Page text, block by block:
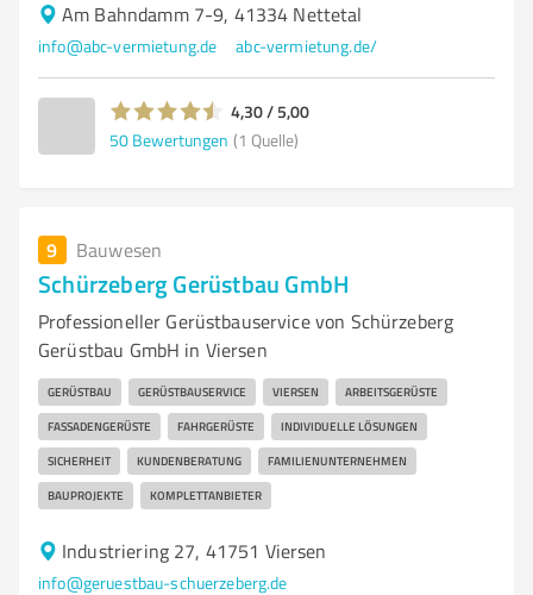
Am Bahndamm 7-9, 41334 Nettetal
info@abc-vermietung.de abc-vermietung.de/
4,30 / 5,00
50 Bewertungen (1 Quelle)
9 Bauwesen
Schürzeberg Gerüstbau GmbH
Professioneller Gerüstbauservice von Schürzeberg
Gerüstbau GmbH in Viersen
GERÜSTBAU GERÜSTBAUSERVICE VIERSEN ARBEITSGERÜSTE
FASSADENGERÜSTE FAHRGERÜSTE INDIVIDUELLE LÖSUNGEN
SICHERHEIT KUNDENBERATUNG FAMILIENUNTERNEHMEN
BAUPROJEKTE KOMPLETTANBIETER
Industriering 27, 41751 Viersen
info@geruestbau-schuerzeberg.de